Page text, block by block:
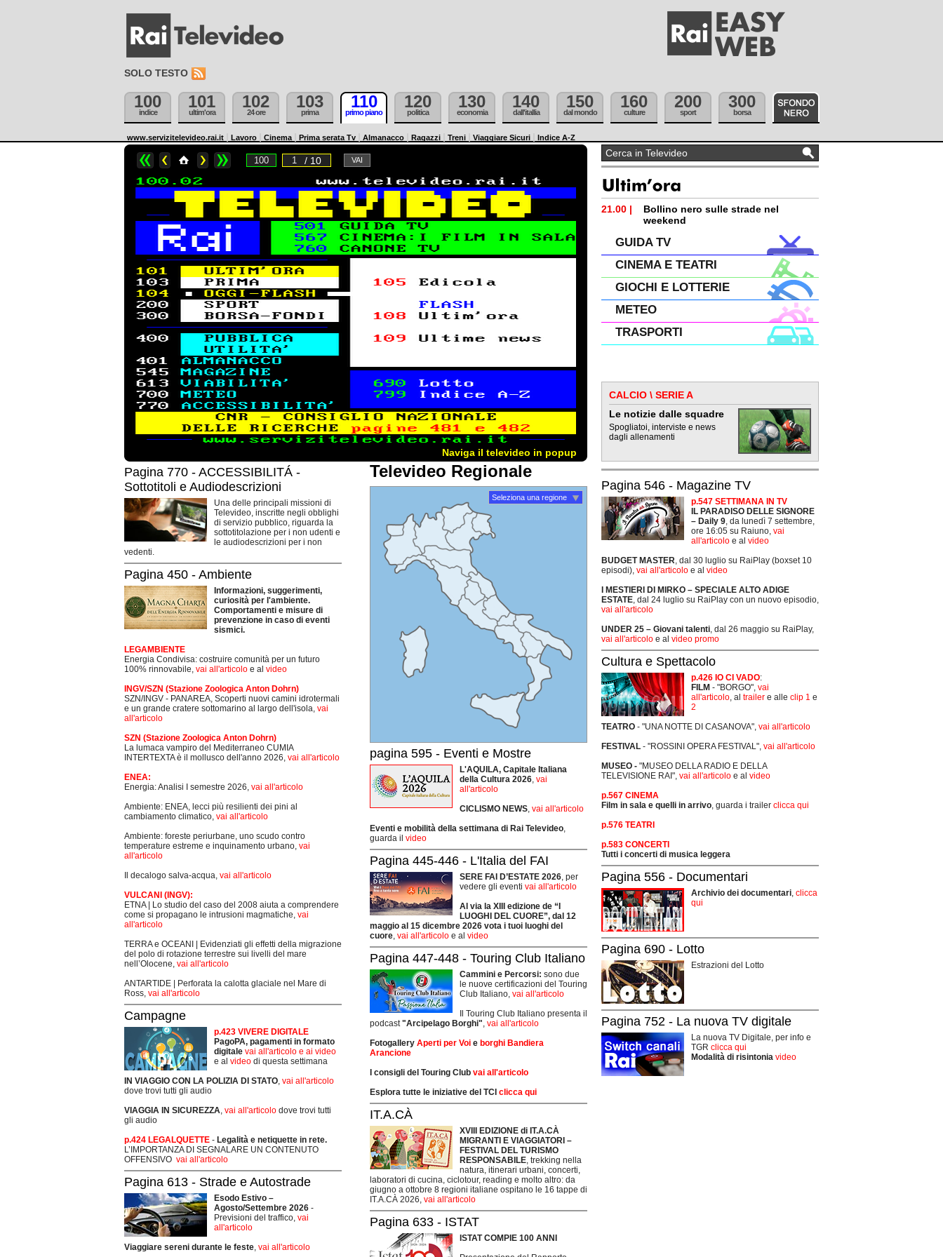
SOLO TESTO
100
indice
101
ultim'ora
102
24 ore
103
prima
110
primo piano
120
politica
130
economia
140
dall'itallia
150
dal mondo
160
culture
200
sport
300
borsa
www.servizitelevideo.rai.it Lavoro Cinema Prima serata Tv Almanacco Ragazzi Treni Viaggiare Sicuri Indice A-Z
/ 10
Naviga il televideo in popup
Pagina 770 - ACCESSIBILITÁ -
Sottotitoli e Audiodescrizioni
Una delle principali missioni di
Televideo, inscritte negli obblighi
di servizio pubblico, riguarda la
sottotitolazione per i non udenti e
le audiodescrizioni per i non
vedenti.
Pagina 450 - Ambiente
Informazioni, suggerimenti,
curiosità per l'ambiente.
Comportamenti e misure di
prevenzione in caso di eventi
sismici.
LEGAMBIENTE
Energia Condivisa: costruire comunità per un futuro
100% rinnovabile, vai all'articolo e al video
INGV/SZN (Stazione Zoologica Anton Dohrn)
SZN/INGV - PANAREA, Scoperti nuovi camini idrotermali
e un grande cratere sottomarino al largo dell'isola, vai
all'articolo
SZN (Stazione Zoologica Anton Dohrn)
La lumaca vampiro del Mediterraneo CUMIA
INTERTEXTA è il mollusco dell'anno 2026, vai all'articolo
ENEA:
Energia: Analisi I semestre 2026, vai all'articolo
Ambiente: ENEA, lecci più resilienti dei pini al
cambiamento climatico, vai all'articolo
Ambiente: foreste periurbane, uno scudo contro
temperature estreme e inquinamento urbano, vai
all'articolo
Il decalogo salva-acqua, vai all'articolo
VULCANI (INGV):
ETNA | Lo studio del caso del 2008 aiuta a comprendere
come si propagano le intrusioni magmatiche, vai
all'articolo
TERRA e OCEANI | Evidenziati gli effetti della migrazione
del polo di rotazione terrestre sui livelli del mare
nell’Olocene, vai all'articolo
ANTARTIDE | Perforata la calotta glaciale nel Mare di
Ross, vai all'articolo
Campagne
p.423 VIVERE DIGITALE
PagoPA, pagamenti in formato
digitale vai all'articolo e ai video
e al video di questa settimana
IN VIAGGIO CON LA POLIZIA DI STATO, vai all'articolo
dove trovi tutti gli audio
VIAGGIA IN SICUREZZA, vai all'articolo dove trovi tutti
gli audio
p.424 LEGALQUETTE - Legalità e netiquette in rete.
L’IMPORTANZA DI SEGNALARE UN CONTENUTO
OFFENSIVO vai all'articolo
Pagina 613 - Strade e Autostrade
Esodo Estivo –
Agosto/Settembre 2026 -
Previsioni del traffico, vai
all'articolo
Viaggiare sereni durante le feste, vai all'articolo
Televideo Regionale
Seleziona una regione
pagina 595 - Eventi e Mostre
L'AQUILA, Capitale Italiana
della Cultura 2026, vai
all'articolo
CICLISMO NEWS, vai all'articolo
Eventi e mobilità della settimana di Rai Televideo,
guarda il video
Pagina 445-446 - L'Italia del FAI
SERE FAI D’ESTATE 2026, per
vedere gli eventi vai all'articolo
Al via la XIII edizione de “I
LUOGHI DEL CUORE”, dal 12
maggio al 15 dicembre 2026 vota i tuoi luoghi del
cuore, vai all'articolo e al video
Pagina 447-448 - Touring Club Italiano
Cammini e Percorsi: sono due
le nuove certificazioni del Touring
Club Italiano, vai all'articolo
Il Touring Club Italiano presenta il
podcast"Arcipelago Borghi", vai all'articolo
Fotogallery Aperti per Voi e borghi Bandiera
Arancione
I consigli del Touring Club vai all'articolo
Esplora tutte le iniziative del TCI clicca qui
IT.A.CÀ
XVIII EDIZIONE di IT.A.CÀ
MIGRANTI E VIAGGIATORI –
FESTIVAL DEL TURISMO
RESPONSABILE, trekking nella
natura, itinerari urbani, concerti,
laboratori di cucina, ciclotour, reading e molto altro: da
giugno a ottobre 8 regioni italiane ospitano le 16 tappe di
IT.A.CÀ 2026, vai all'articolo
Pagina 633 - ISTAT
ISTAT COMPIE 100 ANNI
21.00 |
Bollino nero sulle strade nel
weekend
GUIDA TV
CINEMA E TEATRI
GIOCHI E LOTTERIE
METEO
TRASPORTI
CALCIO \ SERIE A
Le notizie dalle squadre
Spogliatoi, interviste e news
dagli allenamenti
Pagina 546 - Magazine TV
p.547 SETTIMANA IN TV
IL PARADISO DELLE SIGNORE
– Daily 9 , da lunedì 7 settembre,
ore 16:05 su Raiuno, vai
all'articolo e al video
BUDGET MASTER , dal 30 luglio su RaiPlay (boxset 10
episodi), vai all'articolo e al video
I MESTIERI DI MIRKO – SPECIALE ALTO ADIGE
ESTATE , dal 24 luglio su RaiPlay con un nuovo episodio,
vai all'articolo
UNDER 25 – Giovani talenti , dal 26 maggio su RaiPlay,
vai all'articolo e al video promo
Cultura e Spettacolo
p.426 IO CI VADO:
FILM - "BORGO", vai
all'articolo , al trailer e alle clip 1 e
2
TEATRO - "UNA NOTTE DI CASANOVA", vai all'articolo
FESTIVAL - "ROSSINI OPERA FESTIVAL", vai all'articolo
MUSEO - "MUSEO DELLA RADIO E DELLA
TELEVISIONE RAI", vai all'articolo e al video
p.567 CINEMA
Film in sala e quelli in arrivo , guarda i trailer clicca qui
p.576 TEATRI
p.583 CONCERTI
Tutti i concerti di musica leggera
Pagina 556 - Documentari
Archivio dei documentari clicca
qui
Pagina 690 - Lotto
Estrazioni del Lotto
Pagina 752 - La nuova TV digitale
La nuova TV Digitale, per info e
TGR clicca qui
Modalità di risintonia video